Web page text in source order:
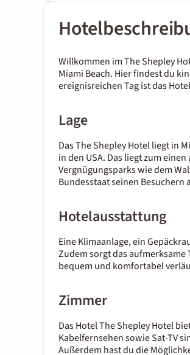
Willkommen im The Shepley
Miami Beach. Hier findest du
ereignisreichen Tag ist das
Lage
Das The Shepley Hotel liegt in
in den USA. Das liegt zum
Vergnügungsparks wie dem
Bundesstaat seinen Besuchern
Hotelausstattung
Eine Klimaanlage, ein
Zudem sorgt das aufmerksame
bequem und komfortabel
Zimmer
Das Hotel The Shepley Hotel
Kabelfernsehen sowie Sat-TV
Außerdem hast du die